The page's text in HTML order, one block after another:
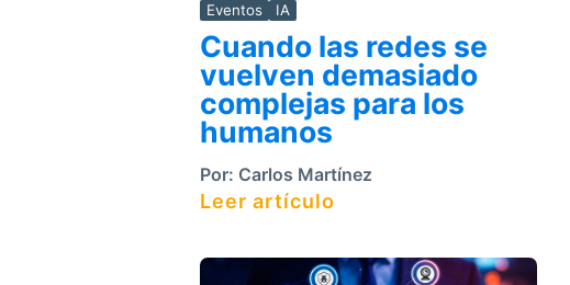
Eventos IA
Cuando las redes se
vuelven demasiado
complejas para los
humanos
Por: Carlos Martínez
Leer artículo